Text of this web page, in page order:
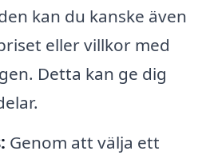
kan du kanske även
eller villkor med
Detta kan ge dig
Genom att välja ett